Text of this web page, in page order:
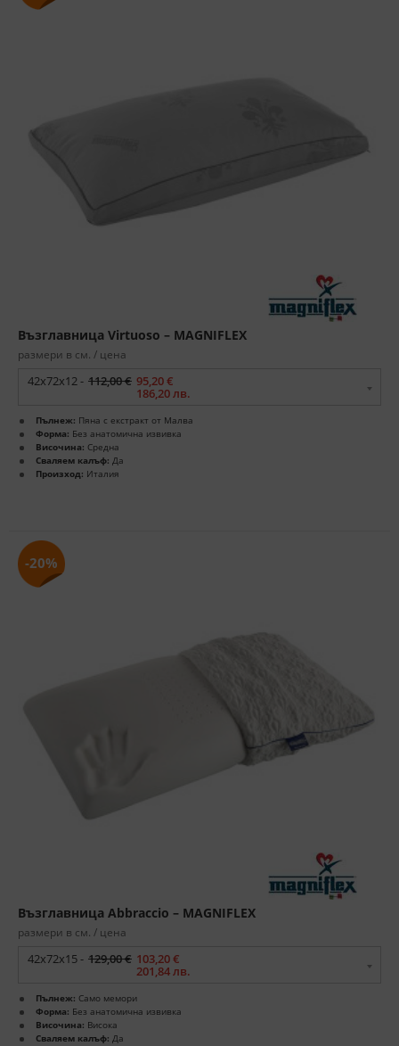
Възглавница Virtuoso – MAGNIFLEX
размери в см. / цена
42х72х12 - 112,00 € 95,20 €
186,20 лв.
Пълнеж: Пяна с екстракт от Малва
Форма: Без анатомична извивка
Височина: Средна
Сваляем калъф: Да
Произход: Италия
-20%
Възглавница Abbraccio – MAGNIFLEX
размери в см. / цена
42x72x15 - 129,00 € 103,20 €
201,84 лв.
Пълнеж: Само мемори
Форма: Без анатомична извивка
Височина: Висока
Сваляем калъф: Да